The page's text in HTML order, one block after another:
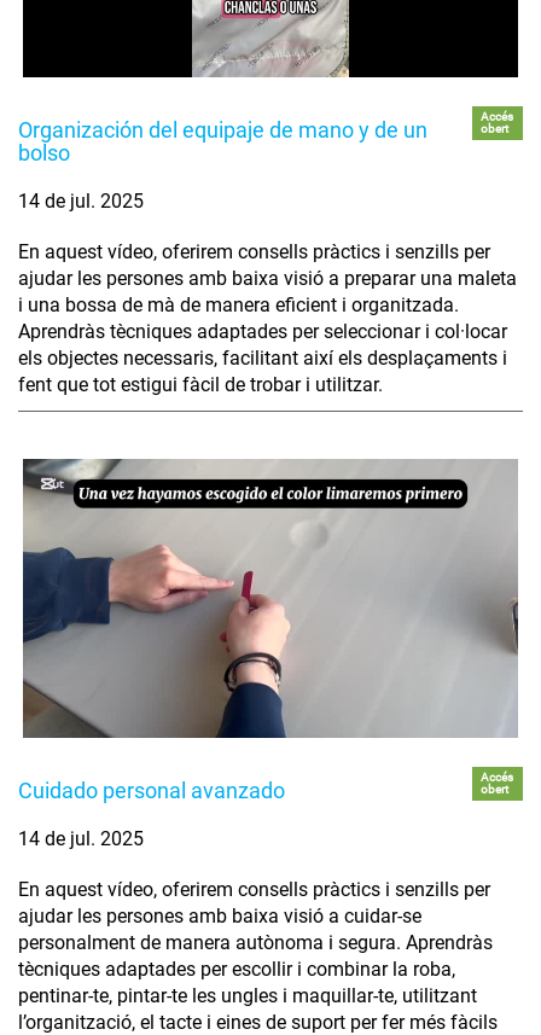
Organización del equipaje de mano y de un
bolso
Accés
obert
14 de jul. 2025
En aquest vídeo, oferirem consells pràctics i senzills per
ajudar les persones amb baixa visió a preparar una maleta
i una bossa de mà de manera eficient i organitzada.
Aprendràs tècniques adaptades per seleccionar i col·locar
els objectes necessaris, facilitant així els desplaçaments i
fent que tot estigui fàcil de trobar i utilitzar.
Cuidado personal avanzado
Accés
obert
14 de jul. 2025
En aquest vídeo, oferirem consells pràctics i senzills per
ajudar les persones amb baixa visió a cuidar-se
personalment de manera autònoma i segura. Aprendràs
tècniques adaptades per escollir i combinar la roba,
pentinar-te, pintar-te les ungles i maquillar-te, utilitzant
l’organització, el tacte i eines de suport per fer més fàcils